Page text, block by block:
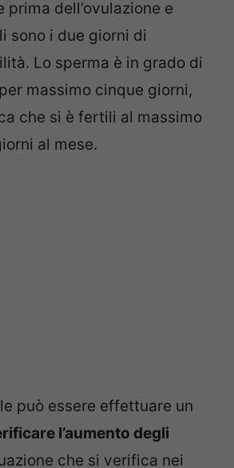
prima dell’ovulazione e
sono i due giorni di
Lo sperma è in grado di
massimo cinque giorni,
che si è fertili al massimo
al mese.
può essere effettuare un
l’aumento degli
che si verifica nei